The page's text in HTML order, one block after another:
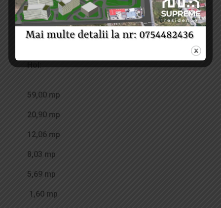
Bucatarie:
Baie:
Hol:
59,00 mp
20,90 mp
12,06 mp
8,03 mp
5,69 mp
1,60 mp